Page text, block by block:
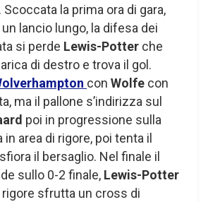
la prima ora di gara,
lancio lungo, la difesa dei
si perde Lewis-Potter che
di destro e trova il gol.
con Wolfe con
ma il pallone s’indirizza sul
poi in progressione sulla
in area di rigore, poi tenta il
il bersaglio. Nel finale il
sullo 0-2 finale, Lewis-Potter
rigore sfrutta un cross di